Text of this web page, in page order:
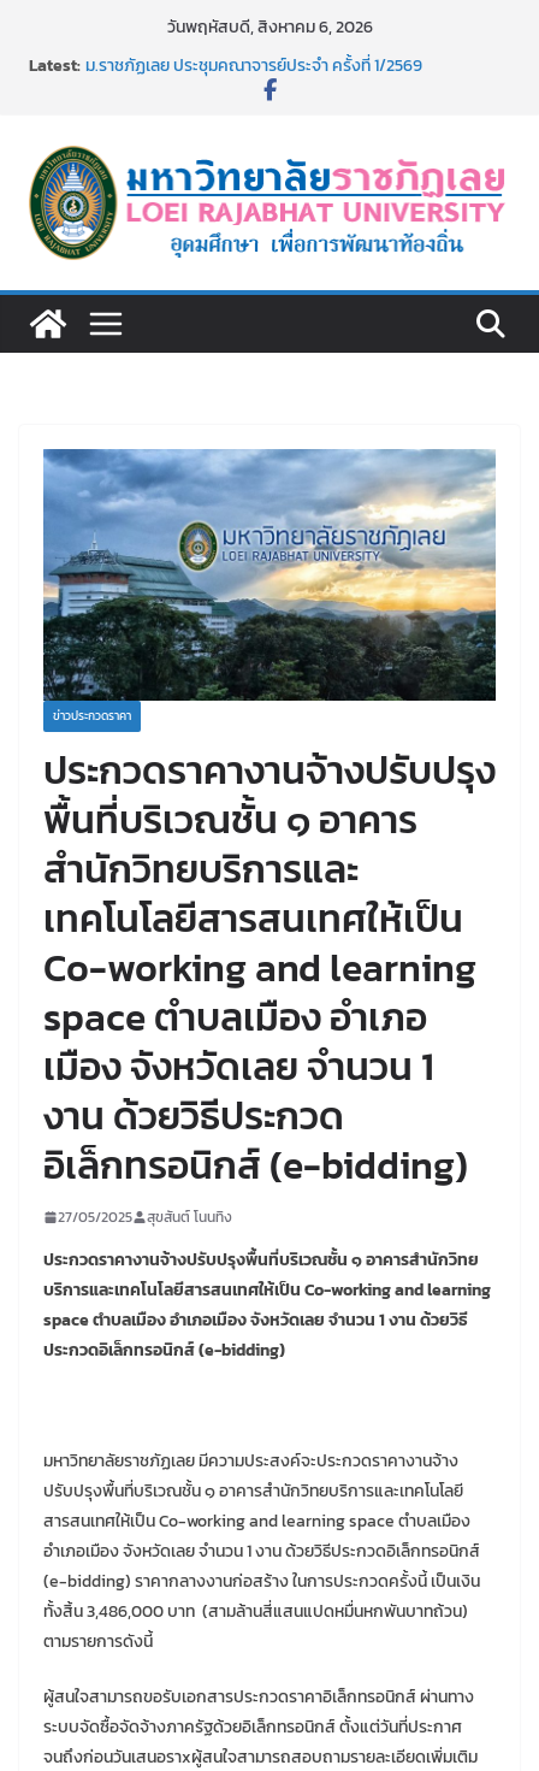
วันพฤหัสบดี, สิงหาคม 6, 2026
Latest:
รายชื่อผู้มีสิทธิเข้าพักอาศัยอาคารชุดสำหรับบุคลากร สาย
สนับสนุน สังกัดมหาวิทยาลัยราชภัฏเลย ครั้งที่ 2/2569
ม.ราชภัฏเลย ประชุมคณาจารย์ประจำ ครั้งที่ 1/2569
ม.ราชภัฏเลย จัดกิจกรรมจิตอาสาบำเพ็ญสาธารณประโยชน์ และ
บำเพ็ญสาธารณกุศล 69
รายชื่อผู้ผ่านการสอบแข่งขันเพื่อเป็นลูกจ้างชั่วคราว (รายวัน)
สังกัดมหาวิทยาลัยราชภัฏเลย ด้วยเงินนอกงบประมาณ ประเภท
เงินรายได้
ข่าวประกวดราคา
ประกวดราคางานจ้างปรับปรุง
พื้นที่บริเวณชั้น ๑ อาคาร
สำนักวิทยบริการและ
เทคโนโลยีสารสนเทศให้เป็น
Co-working and learning
space ตำบลเมือง อำเภอ
เมือง จังหวัดเลย จำนวน 1
งาน ด้วยวิธีประกวด
อิเล็กทรอนิกส์ (e-bidding)
27/05/2025 สุขสันต์ โนนทิง
ประกวดราคางานจ้างปรับปรุงพื้นที่บริเวณชั้น ๑ อาคารสำนักวิทย
บริการและเทคโนโลยีสารสนเทศให้เป็นCo-working and learning
space ตำบลเมือง อำเภอเมือง จังหวัดเลย จำนวน 1 งาน ด้วยวิธี
ประกวดอิเล็กทรอนิกส์ (e-bidding)
มหาวิทยาลัยราชภัฏเลย มีความประสงค์จะประกวดราคางานจ้าง
ปรับปรุงพื้นที่บริเวณชั้น ๑ อาคารสำนักวิทยบริการและเทคโนโลยี
สารสนเทศให้เป็น Co-working and learning space ตำบลเมือง
อำเภอเมือง จังหวัดเลย จำนวน 1 งาน ด้วยวิธีประกวดอิเล็กทรอนิกส์
(e-bidding) ราคากลางงานก่อสร้าง ในการประกวดครั้งนี้ เป็นเงิน
ทั้งสิ้น 3,486,000 บาท (สามล้านสี่แสนแปดหมื่นหกพันบาทถ้วน)
ตามรายการดังนี้
ผู้สนใจสามารถขอรับเอกสารประกวดราคาอิเล็กทรอนิกส์ ผ่านทาง
ระบบจัดซื้อจัดจ้างภาครัฐด้วยอิเล็กทรอนิกส์ ตั้งแต่วันที่ประกาศ
จนถึงก่อนวันเสนอราxผู้สนใจสามารถสอบถามรายละเอียดเพิ่มเติม